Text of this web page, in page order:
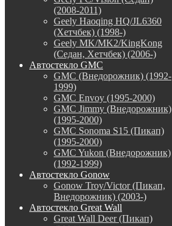
(2008-2011)
Geely Haoqing HQ/JL6360
(Хетчбек) (1998-)
Geely MK/MK2/KingKong
(Седан, Хетчбек) (2006-)
Автостекло GMC
GMC (Внедорожник) (1992-
1999)
GMC Envoy (1995-2000)
GMC Jimmy (Внедорожник)
(1995-2000)
GMC Sonoma S15 (Пикап)
(1995-2000)
GMC Yukon (Внедорожник)
(1992-1999)
Автостекло Gonow
Gonow Troy/Victor (Пикап,
Внедорожник) (2003-)
Автостекло Great Wall
Great Wall Deer (Пикап)